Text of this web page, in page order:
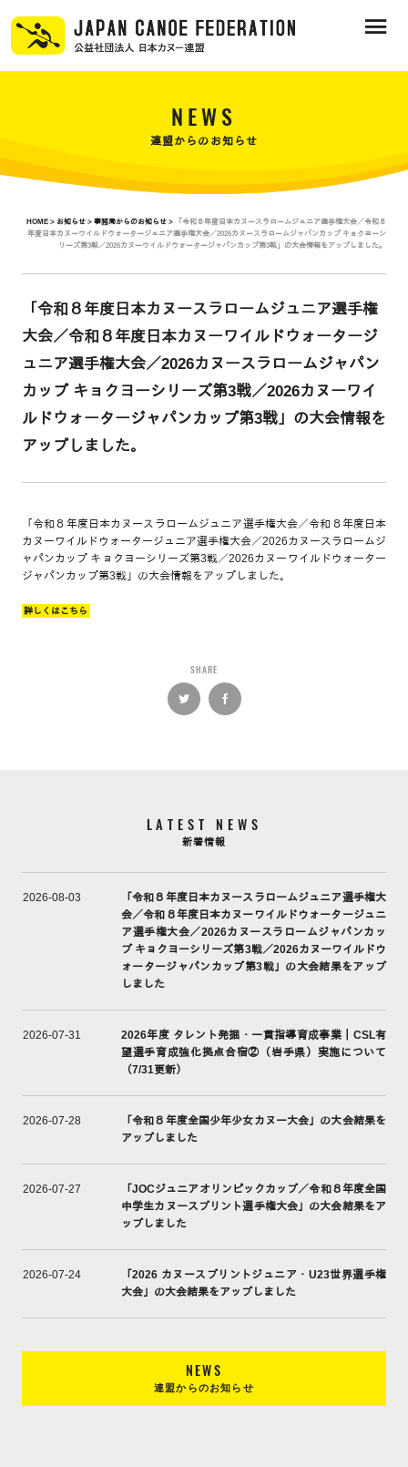
NEWS
連盟からのお知らせ
HOME > お知らせ > 事務局からのお知らせ >
「令和８年度日本カヌースラロームジュニア選手権大会／令和８
年度日本カヌーワイルドウォータージュニア選手権大会／2026カヌースラロームジャパンカップ キョクヨーシ
リーズ第3戦／2026カヌーワイルドウォータージャパンカップ第3戦」の大会情報をアップしました。
「令和８年度日本カヌースラロームジュニア選手権
大会／令和８年度日本カヌーワイルドウォータージ
ュニア選手権大会／2026カヌースラロームジャパン
カップ キョクヨーシリーズ第3戦／2026カヌーワイ
ルドウォータージャパンカップ第3戦」の大会情報を
アップしました。
「令和８年度日本カヌースラロームジュニア選手権大会／令和８年度日本
カヌーワイルドウォータージュニア選手権大会／2026カヌースラロームジ
ャパンカップ キョクヨーシリーズ第3戦／2026カヌーワイルドウォーター
ジャパンカップ第3戦」の大会情報をアップしました。
詳しくはこちら
SHARE
LATEST NEWS
新着情報
2026-08-03
「令和８年度日本カヌースラロームジュニア選手権大
会／令和８年度日本カヌーワイルドウォータージュニ
ア選手権大会／2026カヌースラロームジャパンカッ
プ キョクヨーシリーズ第3戦／2026カヌーワイルドウ
ォータージャパンカップ第3戦」の大会結果をアップ
しました
2026-07-31
2026年度 タレント発掘・一貫指導育成事業｜CSL有
望選手育成強化拠点合宿②（岩手県）実施について
（7/31更新）
2026-07-28
「令和８年度全国少年少女カヌー大会」の大会結果を
アップしました
2026-07-27
「JOCジュニアオリンピックカップ／令和８年度全国
中学生カヌースプリント選手権大会」の大会結果をア
ップしました
2026-07-24
「2026 カヌースプリントジュニア・U23世界選手権
大会」の大会結果をアップしました
NEWS
連盟からのお知らせ